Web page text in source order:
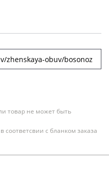
товар не может быть
соответсвии с бланком заказа